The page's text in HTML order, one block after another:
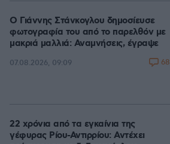
Ο Γιάννης Στάνκογλου δημοσίευσε
φωτογραφία του από το παρελθόν με
μακριά μαλλιά: Αναμνήσεις, έγραψε
07.08.2026, 09:09 68
22 χρόνια από τα εγκαίνια της
γέφυρας Ρίου-Αντιρρίου: Αντέχει